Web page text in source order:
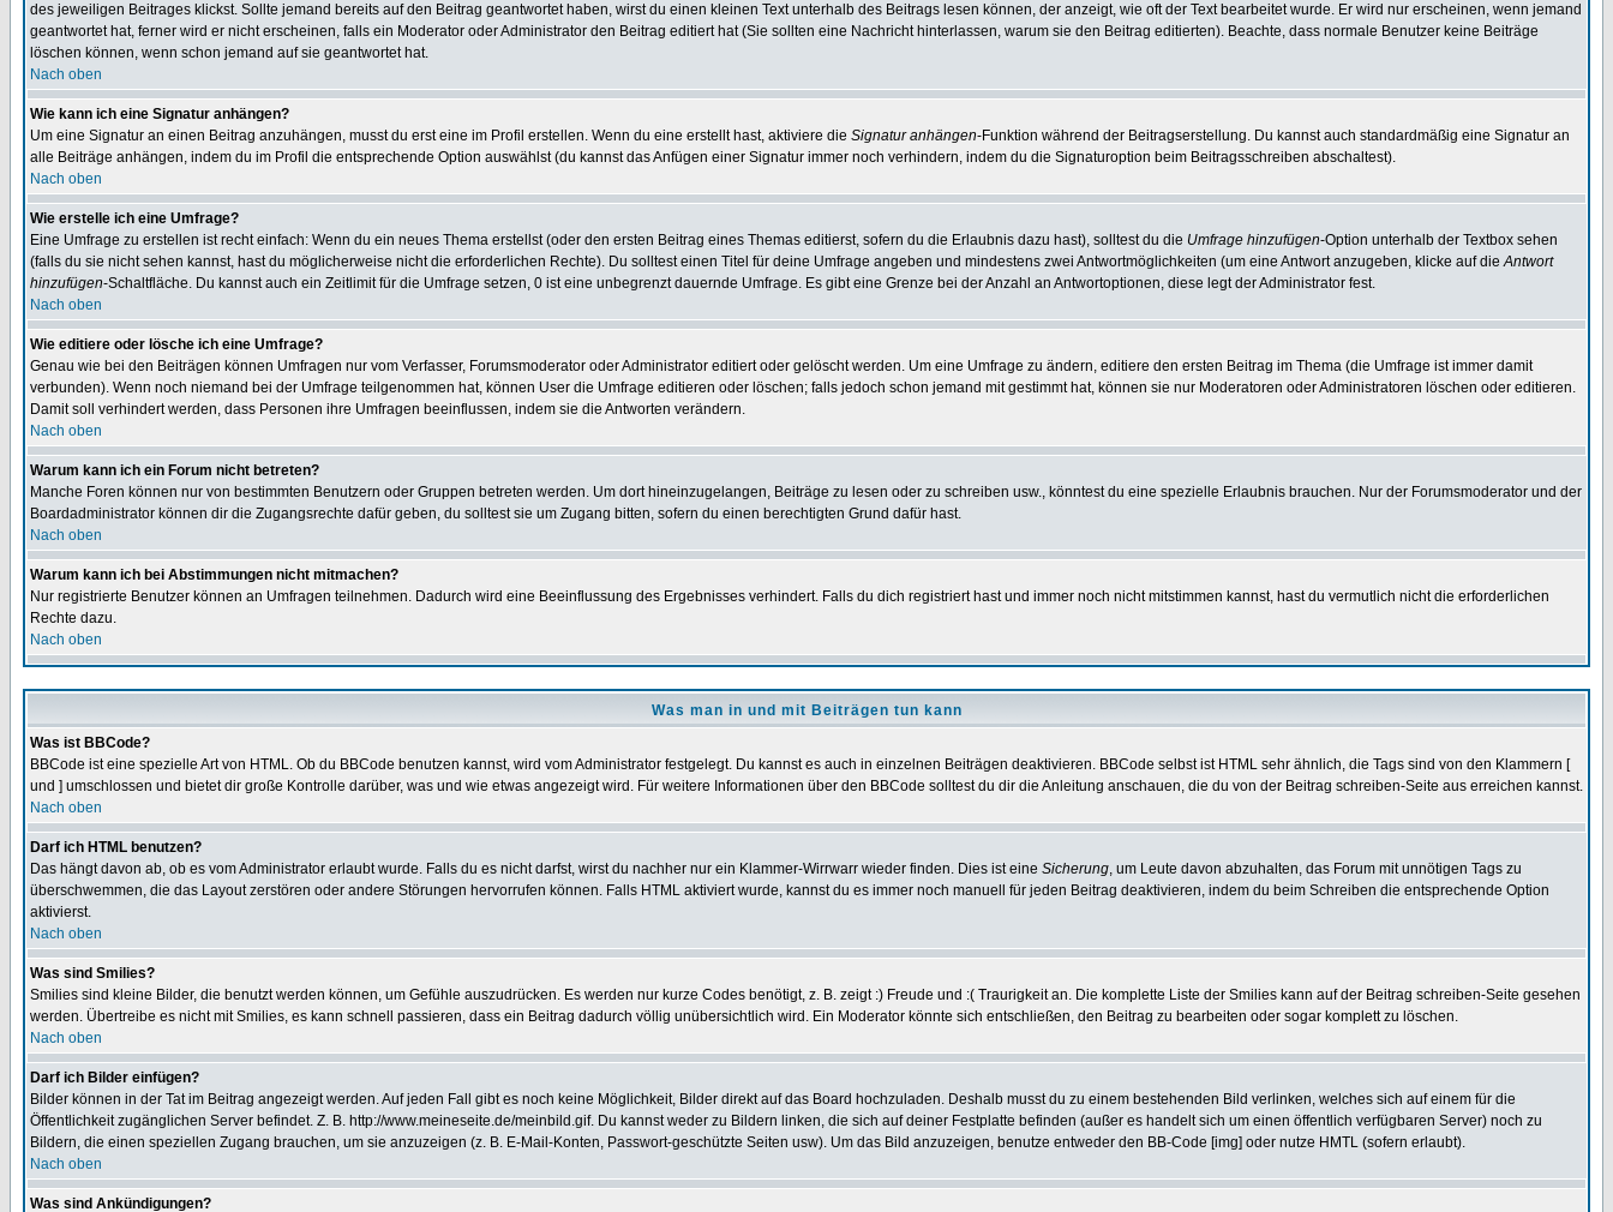
des jeweiligen Beitrages klickst. Sollte jemand bereits auf den Beitrag geantwortet haben, wirst du einen kleinen Text unterhalb des Beitrags lesen können, der anzeigt, wie oft der Text bearbeitet wurde. Er wird nur erscheinen, wenn jemand
geantwortet hat, ferner wird er nicht erscheinen, falls ein Moderator oder Administrator den Beitrag editiert hat (Sie sollten eine Nachricht hinterlassen, warum sie den Beitrag editierten). Beachte, dass normale Benutzer keine Beiträge
löschen können, wenn schon jemand auf sie geantwortet hat.
Nach oben
Wie kann ich eine Signatur anhängen?
Um eine Signatur an einen Beitrag anzuhängen, musst du erst eine im Profil erstellen. Wenn du eine erstellt hast, aktiviere die Signatur anhängen-Funktion während der Beitragserstellung. Du kannst auch standardmäßig eine Signatur an
alle Beiträge anhängen, indem du im Profil die entsprechende Option auswählst (du kannst das Anfügen einer Signatur immer noch verhindern, indem du die Signaturoption beim Beitragsschreiben abschaltest).
Nach oben
Wie erstelle ich eine Umfrage?
Eine Umfrage zu erstellen ist recht einfach: Wenn du ein neues Thema erstellst (oder den ersten Beitrag eines Themas editierst, sofern du die Erlaubnis dazu hast), solltest du die Umfrage hinzufügen-Option unterhalb der Textbox sehen
(falls du sie nicht sehen kannst, hast du möglicherweise nicht die erforderlichen Rechte). Du solltest einen Titel für deine Umfrage angeben und mindestens zwei Antwortmöglichkeiten (um eine Antwort anzugeben, klicke auf dieAntwort
hinzufügen-Schaltfläche. Du kannst auch ein Zeitlimit für die Umfrage setzen, 0 ist eine unbegrenzt dauernde Umfrage. Es gibt eine Grenze bei der Anzahl an Antwortoptionen, diese legt der Administrator fest.
Nach oben
Wie editiere oder lösche ich eine Umfrage?
Genau wie bei den Beiträgen können Umfragen nur vom Verfasser, Forumsmoderator oder Administrator editiert oder gelöscht werden. Um eine Umfrage zu ändern, editiere den ersten Beitrag im Thema (die Umfrage ist immer damit
verbunden). Wenn noch niemand bei der Umfrage teilgenommen hat, können User die Umfrage editieren oder löschen; falls jedoch schon jemand mit gestimmt hat, können sie nur Moderatoren oder Administratoren löschen oder editieren.
Damit soll verhindert werden, dass Personen ihre Umfragen beeinflussen, indem sie die Antworten verändern.
Nach oben
Warum kann ich ein Forum nicht betreten?
Manche Foren können nur von bestimmten Benutzern oder Gruppen betreten werden. Um dort hineinzugelangen, Beiträge zu lesen oder zu schreiben usw., könntest du eine spezielle Erlaubnis brauchen. Nur der Forumsmoderator und der
Boardadministrator können dir die Zugangsrechte dafür geben, du solltest sie um Zugang bitten, sofern du einen berechtigten Grund dafür hast.
Nach oben
Warum kann ich bei Abstimmungen nicht mitmachen?
Nur registrierte Benutzer können an Umfragen teilnehmen. Dadurch wird eine Beeinflussung des Ergebnisses verhindert. Falls du dich registriert hast und immer noch nicht mitstimmen kannst, hast du vermutlich nicht die erforderlichen
Rechte dazu.
Nach oben
Was man in und mit Beiträgen tun kann
Was ist BBCode?
BBCode ist eine spezielle Art von HTML. Ob du BBCode benutzen kannst, wird vom Administrator festgelegt. Du kannst es auch in einzelnen Beiträgen deaktivieren. BBCode selbst ist HTML sehr ähnlich, die Tags sind von den Klammern [
und ] umschlossen und bietet dir große Kontrolle darüber, was und wie etwas angezeigt wird. Für weitere Informationen über den BBCode solltest du dir die Anleitung anschauen, die du von der Beitrag schreiben-Seite aus erreichen kannst.
Nach oben
Darf ich HTML benutzen?
Das hängt davon ab, ob es vom Administrator erlaubt wurde. Falls du es nicht darfst, wirst du nachher nur ein Klammer-Wirrwarr wieder finden. Dies ist eine Sicherung, um Leute davon abzuhalten, das Forum mit unnötigen Tags zu
überschwemmen, die das Layout zerstören oder andere Störungen hervorrufen können. Falls HTML aktiviert wurde, kannst du es immer noch manuell für jeden Beitrag deaktivieren, indem du beim Schreiben die entsprechende Option
aktivierst.
Nach oben
Was sind Smilies?
Smilies sind kleine Bilder, die benutzt werden können, um Gefühle auszudrücken. Es werden nur kurze Codes benötigt, z. B. zeigt :) Freude und :( Traurigkeit an. Die komplette Liste der Smilies kann auf der Beitrag schreiben-Seite gesehen
werden. Übertreibe es nicht mit Smilies, es kann schnell passieren, dass ein Beitrag dadurch völlig unübersichtlich wird. Ein Moderator könnte sich entschließen, den Beitrag zu bearbeiten oder sogar komplett zu löschen.
Nach oben
Darf ich Bilder einfügen?
Bilder können in der Tat im Beitrag angezeigt werden. Auf jeden Fall gibt es noch keine Möglichkeit, Bilder direkt auf das Board hochzuladen. Deshalb musst du zu einem bestehenden Bild verlinken, welches sich auf einem für die
Öffentlichkeit zugänglichen Server befindet. Z. B. http://www.meineseite.de/meinbild.gif. Du kannst weder zu Bildern linken, die sich auf deiner Festplatte befinden (außer es handelt sich um einen öffentlich verfügbaren Server) noch zu
Bildern, die einen speziellen Zugang brauchen, um sie anzuzeigen (z. B. E-Mail-Konten, Passwort-geschützte Seiten usw). Um das Bild anzuzeigen, benutze entweder den BB-Code [img] oder nutze HMTL (sofern erlaubt).
Nach oben
Was sind Ankündigungen?